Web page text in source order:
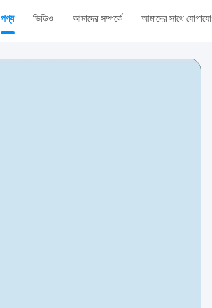
পণ্য ভিডিও আমাদের সম্পর্কে আমাদের সাথে